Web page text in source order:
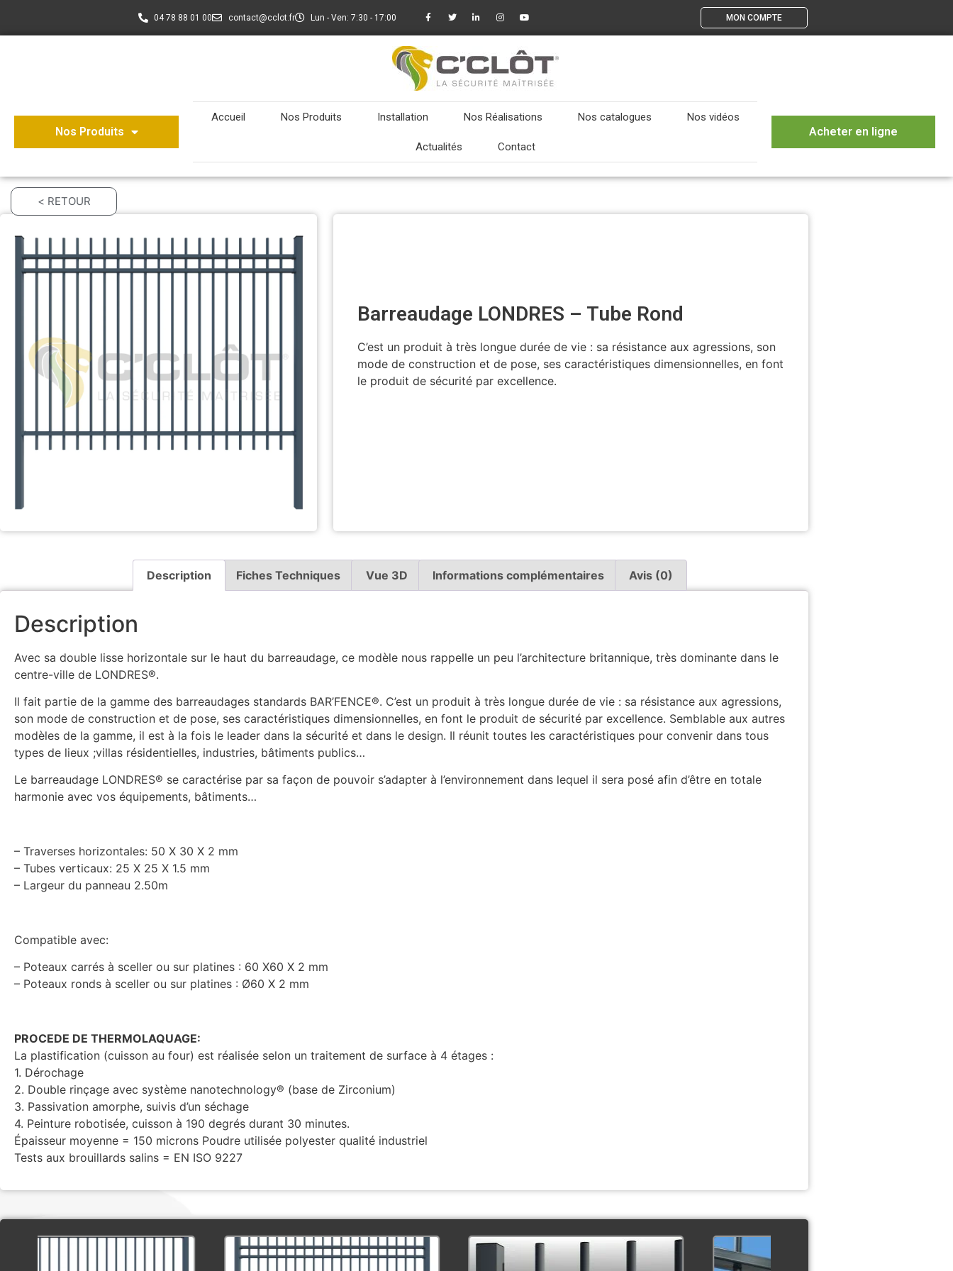
04 78 88 01 00 contact@cclot.fr Lun - Ven: 7:30 - 17:00 MON COMPTE
Nos Produits
Accueil Nos Produits Installation Nos Réalisations Nos catalogues Nos vidéos
Actualités Contact
Acheter en ligne
< RETOUR
Barreaudage LONDRES – Tube Rond
C’est un produit à très longue durée de vie : sa résistance aux agressions, son
mode de construction et de pose, ses caractéristiques dimensionnelles, en font
le produit de sécurité par excellence.
Description Fiches Techniques Vue 3D Informations complémentaires Avis (0)
Description
Avec sa double lisse horizontale sur le haut du barreaudage, ce modèle nous rappelle un peu l’architecture britannique, très dominante dans le
centre-ville de LONDRES®.
Il fait partie de la gamme des barreaudages standards BAR’FENCE®. C’est un produit à très longue durée de vie : sa résistance aux agressions,
son mode de construction et de pose, ses caractéristiques dimensionnelles, en font le produit de sécurité par excellence. Semblable aux autres
modèles de la gamme, il est à la fois le leader dans la sécurité et dans le design. Il réunit toutes les caractéristiques pour convenir dans tous
types de lieux ;villas résidentielles, industries, bâtiments publics…
Le barreaudage LONDRES® se caractérise par sa façon de pouvoir s’adapter à l’environnement dans lequel il sera posé afin d’être en totale
harmonie avec vos équipements, bâtiments…
– Traverses horizontales: 50 X 30 X 2 mm
– Tubes verticaux: 25 X 25 X 1.5 mm
– Largeur du panneau 2.50m
Compatible avec:
– Poteaux carrés à sceller ou sur platines : 60 X60 X 2 mm
– Poteaux ronds à sceller ou sur platines : Ø60 X 2 mm
PROCEDE DE THERMOLAQUAGE:
La plastification (cuisson au four) est réalisée selon un traitement de surface à 4 étages :
1. Dérochage
2. Double rinçage avec système nanotechnology® (base de Zirconium)
3. Passivation amorphe, suivis d’un séchage
4. Peinture robotisée, cuisson à 190 degrés durant 30 minutes.
Épaisseur moyenne = 150 microns Poudre utilisée polyester qualité industriel
Tests aux brouillards salins = EN ISO 9227